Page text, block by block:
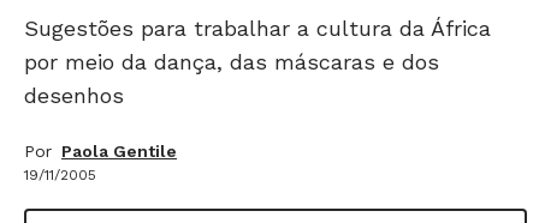
Sugestões para trabalhar a cultura da África
por meio da dança, das máscaras e dos
desenhos
Por Paola Gentile
19/11/2005